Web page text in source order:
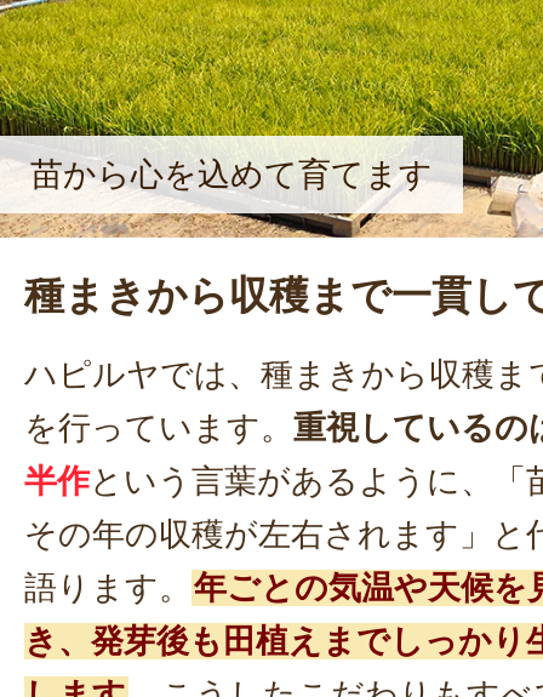
苗から心を込めて育てます
種まきから収穫まで一貫し
ハピルヤでは、種まきから収穫ま
を行っています。 重視しているの
半作という言葉があるように、「
その年の収穫が左右されます」と
語ります。 年ごとの気温や天候を
き、発芽後も田植えまでしっかり